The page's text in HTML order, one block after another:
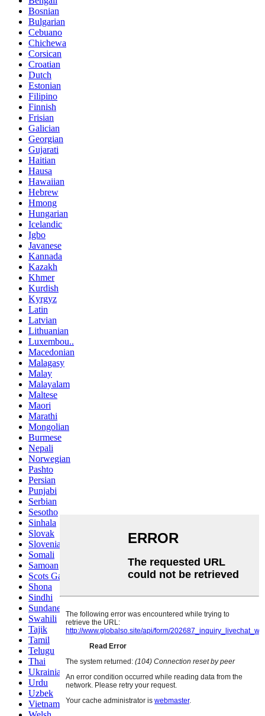
Bosnian
Bulgarian
Cebuano
Chichewa
Corsican
Croatian
Dutch
Estonian
Filipino
Finnish
Frisian
Galician
Georgian
Gujarati
Haitian
Hausa
Hawaiian
Hebrew
Hmong
Hungarian
Icelandic
Igbo
Javanese
Kannada
Kazakh
Khmer
Kurdish
Kyrgyz
Latin
Latvian
Lithuanian
Luxembou..
Macedonian
Malagasy
Malay
Malayalam
Maltese
Maori
Marathi
Mongolian
Burmese
Nepali
Norwegian
Pashto
Persian
Punjabi
Serbian
Sesotho
Sinhala
Slovak
Slovenian
Somali
Samoan
Scots Gaelic
Shona
Sindhi
Sundanese
Swahili
Tajik
Tamil
Telugu
Thai
Ukrainian
Urdu
Uzbek
Vietnamese